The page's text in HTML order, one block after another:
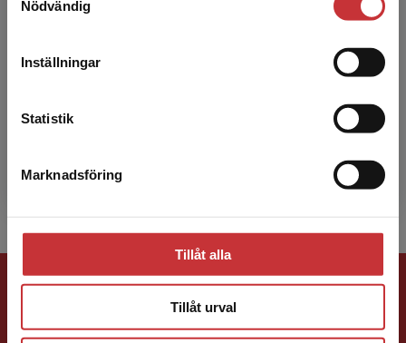
Nödvändig
Inställningar
Statistik
Marknadsföring
Tillåt alla
Tillåt urval
att kunna slutföra ett köp måste
psykoterapeut, handledare i psykoterapi. Har
Förlagskontakt